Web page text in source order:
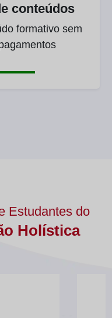
conteúdos
formativo sem
Estudantes do
Holística